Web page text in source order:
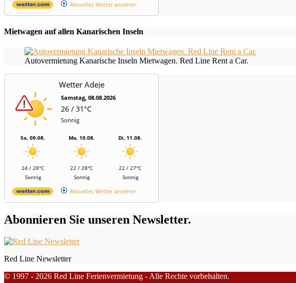
Aktuelles Wetter ansehen
Mietwagen auf allen Kanarischen Inseln
Autovermietung Kanarische Inseln Mietwagen. Red Line Rent a Car.
Wetter Adeje
Samstag, 08.08.2026
26 / 31°C
Sonnig
So, 09.08.
24 / 28°C
Sonnig
Mo, 10.08.
22 / 28°C
Sonnig
Di, 11.08.
22 / 27°C
Sonnig
Aktuelles Wetter ansehen
Abonnieren Sie unseren Newsletter.
Red Line Newsletter
© 1997 - 2026 Red Line Ferienvermietung - Alle Rechte vorbehalten.